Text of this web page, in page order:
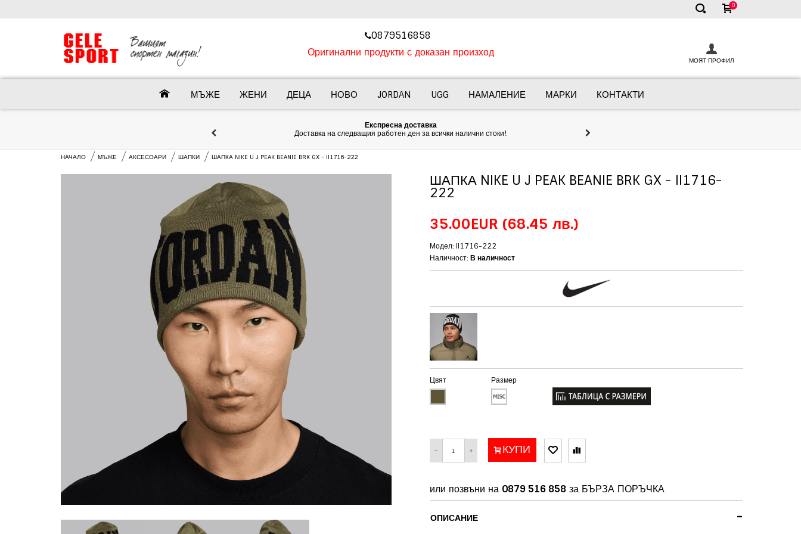
✕
0
‎0879516858
Оригинални продукти с доказан произход
МОЯТ ПРОФИЛ
МЪЖЕ ЖЕНИ ДЕЦА НОВО JORDAN UGG НАМАЛЕНИЕ МАРКИ КОНТАКТИ
Експресна доставка
Доставка на следващия работен ден за всички налични стоки!
НАЧАЛО МЪЖЕ АКСЕСОАРИ ШАПКИ ШАПКА NIKE U J PEAK BEANIE BRK GX - II1716-222
ШАПКА NIKE U J PEAK BEANIE BRK GX - II1716-
222
35.00EUR (68.45 лв.)
Модел: II1716-222
Наличност: В наличност
Цвят Размер
− + КУПИ
или позвъни на 0879 516 858за БЪРЗА ПОРЪЧКА
-
ОПИСАНИЕ